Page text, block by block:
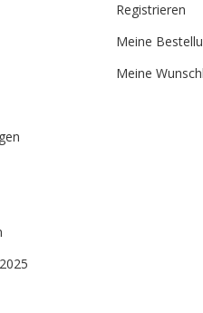
Registrieren
Meine
Meine